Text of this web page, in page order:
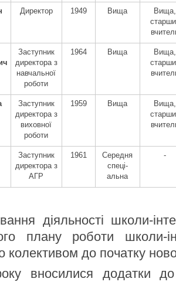
Директор 1949 Вища
Вища,
Заступник
директора з
навчальної
роботи
1964 Вища
Вища,
Заступник
директора з
виховної
роботи
1959 Вища
Вища,
Заступник
директора з
АГР
1961
Середня
спеці-
альна
-
діяльності школи-
плану роботи школи-
колективом до початку
вносилися додатки